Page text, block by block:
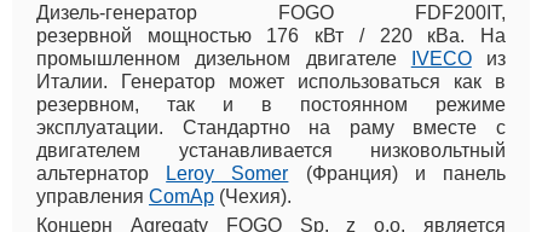
Дизель-генератор FOGO FDF200IT,
резервной мощностью 176 кВт / 220 кВа. На
промышленном дизельном двигателе
IVECOиз
Италии. Генератор может использоваться как в
резервном, так и в постоянном режиме
эксплуатации. Стандартно на раму вместе с
двигателем устанавливается низковольтный
альтернатор
Leroy Somer (Франция) и панель
управления ComAp (Чехия).
Концерн Agregaty FOGO Sp. z o.o, является